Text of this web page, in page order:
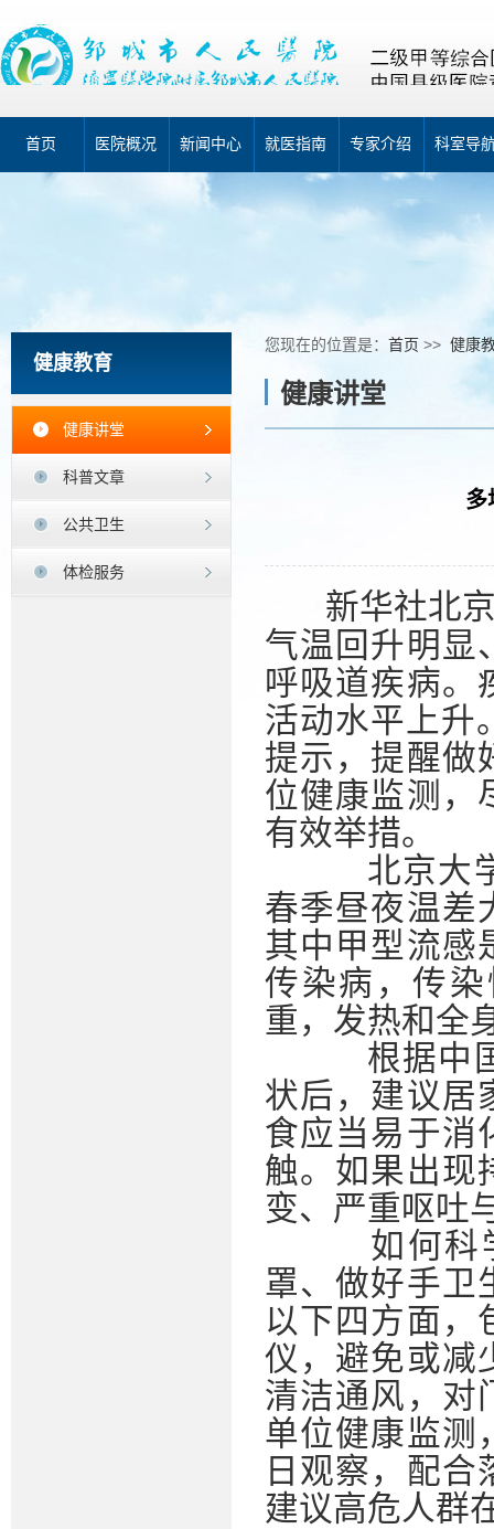
首页 医院概况 新闻中心 就医指南 专家介绍 科室导
健康教育
健康讲堂
科普文章
公共卫生
体检服务
您现在的位置是： 首页 >> 健康
健康讲堂
多
新华社北
气温回升明显
呼吸道疾病。
活动水平上升
提示，提醒做
位健康监测，
有效举措。
北京大学
春季昼夜温差
其中甲型流感
传染病，传
重，发热和全
根据中国
状后，建议居
食应当易于消
触。如果出现
变、严重呕吐
如何科学
罩、做好手卫
以下四方面，
仪，避免或减
清洁通风，对
单位健康监测
日观察，配
建议高危人群